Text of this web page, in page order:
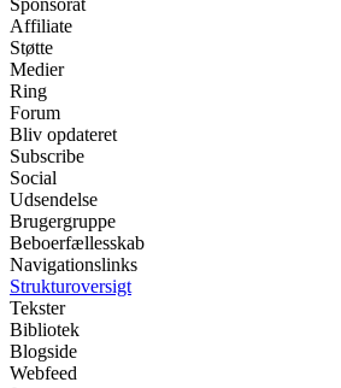
Sponsorat
Affiliate
Støtte
Medier
Ring
Forum
Bliv opdateret
Subscribe
Social
Udsendelse
Brugergruppe
Beboerfællesskab
Navigationslinks
Strukturoversigt
Tekster
Bibliotek
Blogside
Webfeed